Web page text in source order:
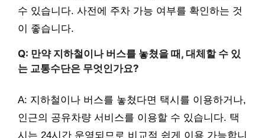
수 있습니다. 사전에 주차 가능 여부를 확인하는 것
이 좋습니다.
Q: 만약 지하철이나 버스를 놓쳤을 때, 대체할 수 있
는 교통수단은 무엇인가요?
A: 지하철이나 버스를 놓쳤다면 택시를 이용하거나,
인근의 공유차량 서비스를 이용할 수 있습니다. 택
시는 24시간 운영되므로 비교적 쉽게 이용 가능합니